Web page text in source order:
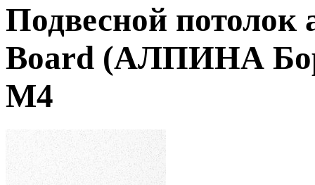
Подвесной
Board (АЛПИНА
M4